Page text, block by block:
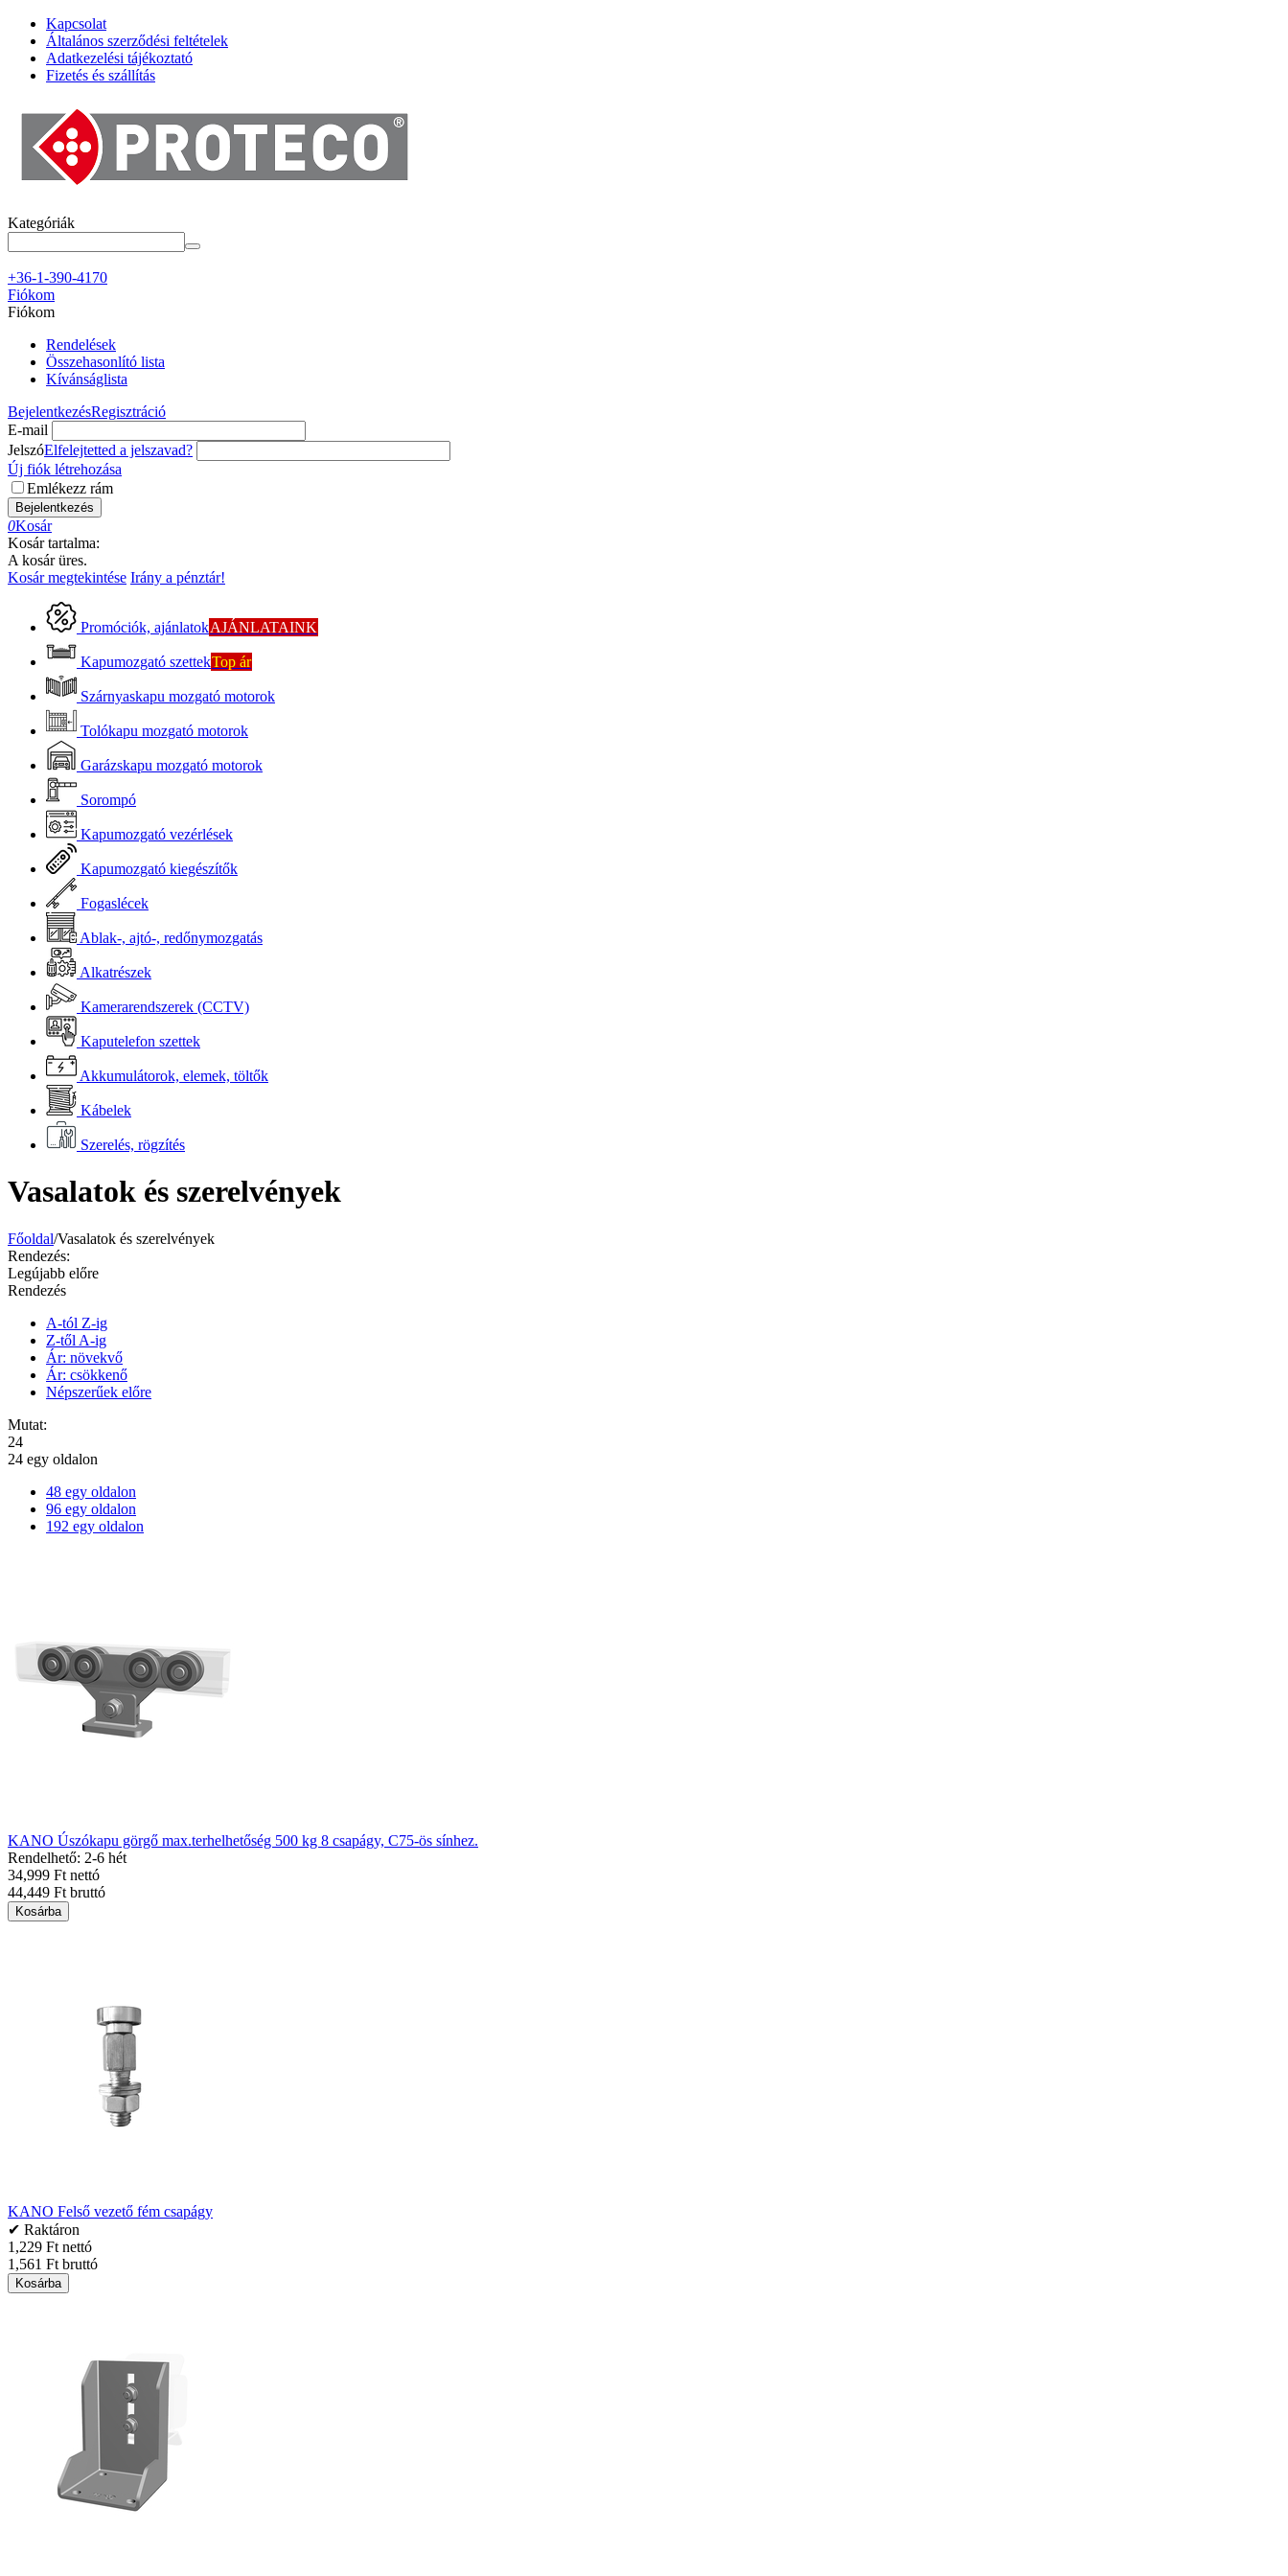
Kapcsolat
Általános szerződési feltételek
Adatkezelési tájékoztató
Fizetés és szállítás
Kategóriák
+36-1-390-4170
Fiókom
Fiókom
Rendelések
Összehasonlító lista
Kívánságlista
BejelentkezésRegisztráció
E-mail
JelszóElfelejtetted a jelszavad?
Új fiók létrehozása
Emlékezz rám
Bejelentkezés
0Kosár
Kosár tartalma:
A kosár üres.
Kosár megtekintése Irány a pénztár!
Promóciók, ajánlatokAJÁNLATAINK
Kapumozgató szettekTop ár
Szárnyaskapu mozgató motorok
Tolókapu mozgató motorok
Garázskapu mozgató motorok
Sorompó
Kapumozgató vezérlések
Kapumozgató kiegészítők
Fogaslécek
Ablak-, ajtó-, redőnymozgatás
Alkatrészek
Kamerarendszerek (CCTV)
Kaputelefon szettek
Akkumulátorok, elemek, töltők
Kábelek
Szerelés, rögzítés
Vasalatok és szerelvények
Főoldal/Vasalatok és szerelvények
Rendezés:
Legújabb előre
Rendezés
A-tól Z-ig
Z-től A-ig
Ár: növekvő
Ár: csökkenő
Népszerűek előre
Mutat:
24
24 egy oldalon
48 egy oldalon
96 egy oldalon
192 egy oldalon
KANO Úszókapu görgő max.terhelhetőség 500 kg 8 csapágy, C75-ös sínhez.
Rendelhető: 2-6 hét
34,999 Ft nettó
44,449 Ft bruttó
Kosárba
KANO Felső vezető fém csapágy
✔ Raktáron
1,229 Ft nettó
1,561 Ft bruttó
Kosárba